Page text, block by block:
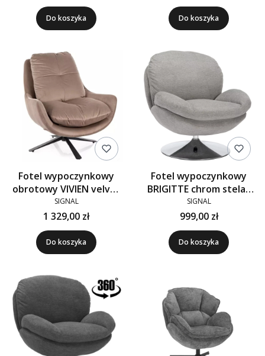
Do koszyka Do koszyka
Fotel wypoczynkowy
obrotowy VIVIEN velvet
beż 40
SIGNAL
1 329,00 zł
Do koszyka
Fotel wypoczynkowy
BRIGITTE chrom stelaż
szary Brego 07
SIGNAL
999,00 zł
Do koszyka